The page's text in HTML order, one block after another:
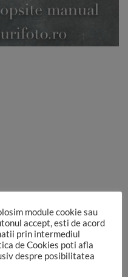
COS
module cookie sau
accept, esti de acord
prin intermediul
de Cookies poti afla
despre posibilitatea